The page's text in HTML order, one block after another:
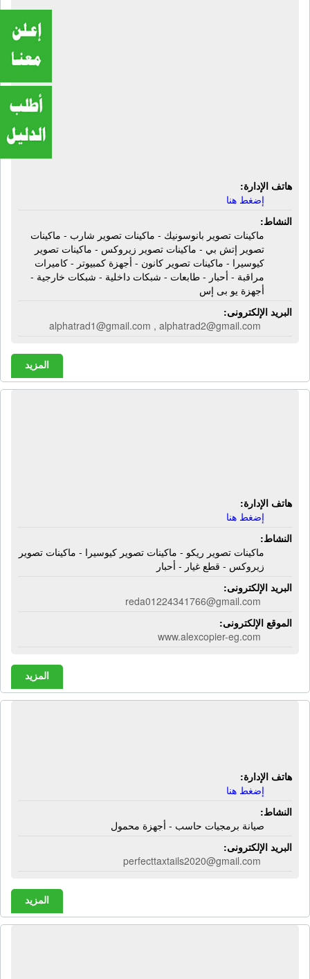
شركة ألفا للتجارة والتوريدات | ماكينات
تصوير كيوسيرا - ماكينات تصوير كانون -
أجهزة كمبيوتر - كاميرات مراقبة - أحبار -
هاتف الإدارة:
إضغط هنا
النشاط:
ماكينات تصوير بانوسونيك - ماكينات تصوير شارب - ماكينات
تصوير إتش بي - ماكينات تصوير زيروكس - ماكينات تصوير
كيوسيرا - ماكينات تصوير كانون - أجهزة كمبيوتر - كاميرات
مراقبة - أحبار - طابعات - شبكات داخلية - شبكات خارجية -
أجهزة يو بى إس
البريد الإلكترونى:
alphatrad1@gmail.com , alphatrad2@gmail.com
المزيد
هاتف الإدارة:
إضغط هنا
النشاط:
ماكينات تصوير ريكو - ماكينات تصوير كيوسيرا - ماكينات تصوير
زيروكس - قطع غيار - أحبار
البريد الإلكترونى:
reda01224341766@gmail.com
الموقع الإلكترونى:
www.alexcopier-eg.com
المزيد
هاتف الإدارة:
إضغط هنا
النشاط:
صيانة برمجيات حاسب - أجهزة محمول
البريد الإلكترونى:
perfecttaxtails2020@gmail.com
المزيد